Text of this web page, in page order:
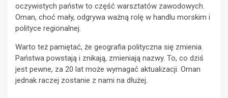
oczywistych państw to część warsztatów zawodowych.
Oman, choć mały, odgrywa ważną rolę w handlu morskim i
polityce regionalnej.
Warto też pamiętać, że geografia polityczna się zmienia.
Państwa powstają i znikają, zmieniają nazwy. To, co dziś
jest pewne, za 20 lat może wymagać aktualizacji. Oman
jednak raczej zostanie z nami na dłużej.